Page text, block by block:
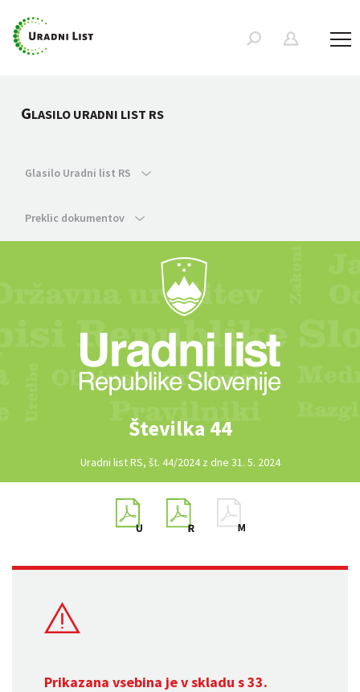
GLASILO URADNI LIST RS
Glasilo Uradni list RS
Preklic dokumentov
Številka 44
Uradni list RS, št. 44/2024 z dne 31. 5. 2024
Prikazana vsebina je v skladu s 33.